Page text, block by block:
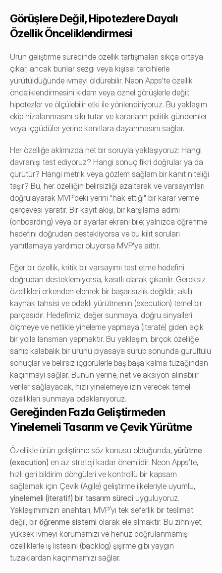
Görüşlere Değil, Hipotezlere Dayalı
Özellik Önceliklendirmesi
Ürün geliştirme sürecinde özellik tartışmaları sıkça ortaya
çıkar, ancak bunlar sezgi veya kişisel tercihlerle
yürütüldüğünde ivmeyi öldürebilir. Neon Apps'te özellik
önceliklendirmesini kıdem veya öznel görüşlerle değil;
hipotezler ve ölçülebilir etki ile yönlendiriyoruz. Bu yaklaşım
ekip hizalanmasını sıkı tutar ve kararların politik gündemler
veya içgüdüler yerine kanıtlara dayanmasını sağlar.
Her özelliğe aklımızda net bir soruyla yaklaşıyoruz: Hangi
davranışı test ediyoruz? Hangi sonuç fikri doğrular ya da
çürütür? Hangi metrik veya gözlem sağlam bir kanıt niteliği
taşır? Bu, her özelliğin belirsizliği azaltarak ve varsayımları
doğrulayarak MVP'deki yerini "hak ettiği" bir karar verme
çerçevesi yaratır. Bir kayıt akışı, bir karşılama adımı
(onboarding) veya bir ayarlar ekranı bile; yalnızca öğrenme
hedefini doğrudan destekliyorsa ve bu kilit soruları
yanıtlamaya yardımcı oluyorsa MVP'ye aittir.
Eğer bir özellik, kritik bir varsayımı test etme hedefini
doğrudan desteklemiyorsa, kasıtlı olarak çıkarılır. Gereksiz
özellikleri erkenden elemek bir başarısızlık değildir; akıllı
kaynak tahsisi ve odaklı yürütmenin (execution) temel bir
parçasıdır. Hedefimiz; değer sunmaya, doğru sinyalleri
ölçmeye ve netlikle yineleme yapmaya (iterate) giden açık
bir yolla lansman yapmaktır. Bu yaklaşım, birçok özelliğe
sahip kalabalık bir ürünü piyasaya sürüp sonunda gürültülü
sonuçlar ve belirsiz içgörülerle baş başa kalma tuzağından
kaçınmayı sağlar. Bunun yerine, net ve aksiyon alınabilir
veriler sağlayacak, hızlı yinelemeye izin verecek temel
özellikleri sunmaya odaklanıyoruz.
Gereğinden Fazla Geliştirmeden
Yinelemeli Tasarım ve Çevik Yürütme
Özellikle ürün geliştirme söz konusu olduğunda, yürütme
(execution) en az strateji kadar önemlidir. Neon Apps’te,
hızlı geri bildirim döngüleri ve kontrollü bir kapsam
yinelemeli (iteratif) bir tasarım süreci uyguluyoruz.
Yaklaşımımızın anahtarı, MVP’yi tek seferlik bir teslimat
değil, bir öğrenme sistemi olarak ele almaktır. Bu zihniyet,
yüksek ivmeyi korumamızı ve henüz doğrulanmamış
özelliklerle iş listesini (backlog) şişirme gibi yaygın
tuzaklardan kaçınmamızı sağlar.